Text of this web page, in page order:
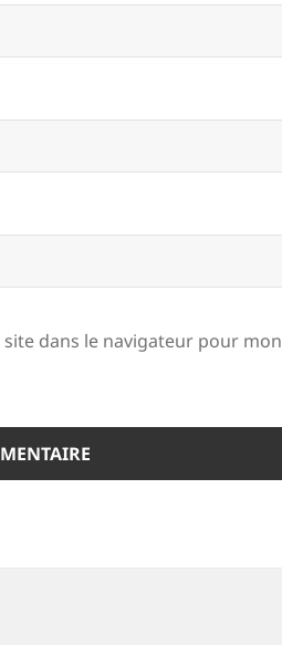
dans le navigateur pour mon